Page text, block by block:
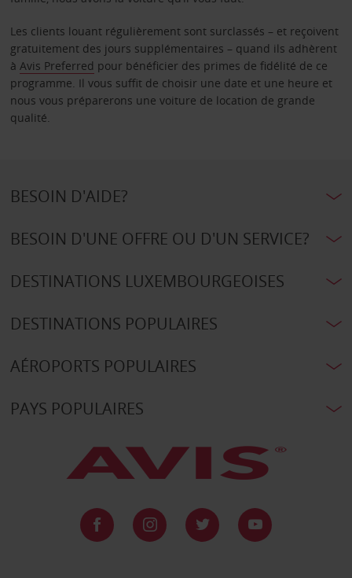
Les clients louant régulièrement sont surclassés – et reçoivent
gratuitement des jours supplémentaires – quand ils adhèrent
à Avis Preferred pour bénéficier des primes de fidélité de ce
programme. Il vous suffit de choisir une date et une heure et
nous vous préparerons une voiture de location de grande
qualité.
BESOIN D'AIDE?
BESOIN D'UNE OFFRE OU D'UN SERVICE?
DESTINATIONS LUXEMBOURGEOISES
DESTINATIONS POPULAIRES
AÉROPORTS POPULAIRES
PAYS POPULAIRES